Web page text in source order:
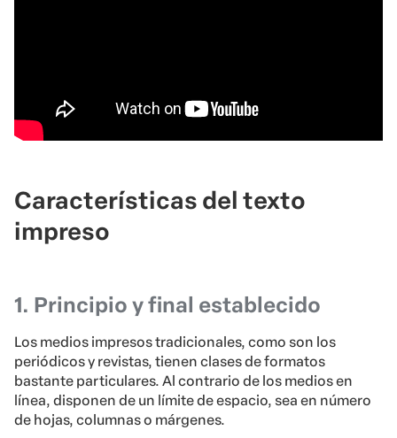
Características del texto
impreso
1. Principio y final establecido
Los medios impresos tradicionales, como son los
periódicos y revistas, tienen clases de formatos
bastante particulares. Al contrario de los medios en
línea, disponen de un límite de espacio, sea en número
de hojas, columnas o márgenes.